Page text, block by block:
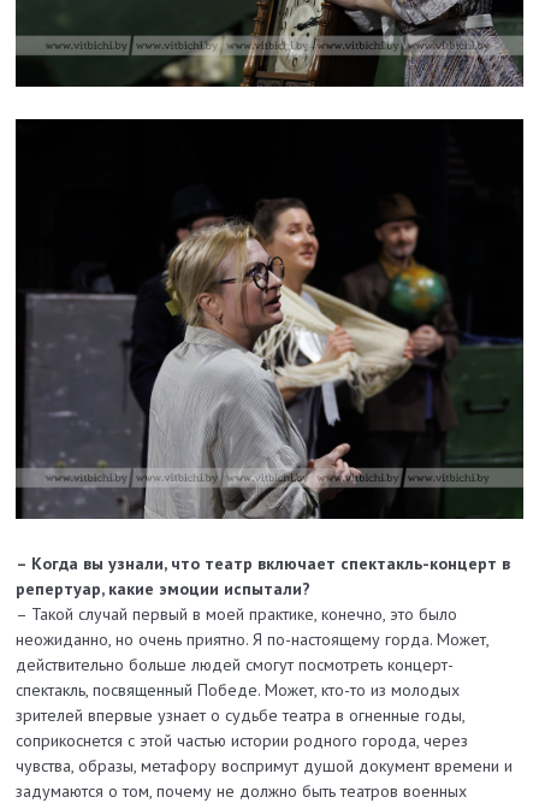
– Когда вы узнали, что театр включает спектакль-концерт в
репертуар, какие эмоции испытали?
– Такой случай первый в моей практике, конечно, это было
неожиданно, но очень приятно. Я по-настоящему горда. Может,
действительно больше людей смогут посмотреть концерт-
спектакль, посвященный Победе. Может, кто-то из молодых
зрителей впервые узнает о судьбе театра в огненные годы,
соприкоснется с этой частью истории родного города, через
чувства, образы, метафору воспримут душой документ времени и
задумаются о том, почему не должно быть театров военных